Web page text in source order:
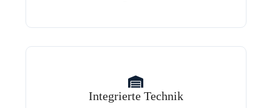
Integrierte Technik